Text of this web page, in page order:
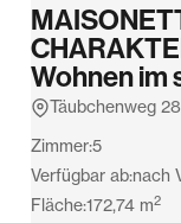
Wohnen im
Täubchenweg
Zimmer:5
Verfügbar ab:nach
Fläche:172,74 m2